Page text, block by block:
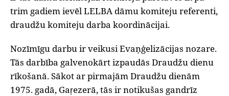
trim gadiem ievēl LELBA dāmu komiteju referenti,
draudžu komiteju darba koordinācijai.
‌Nozīmīgu darbu ir veikusi Evaņģelizācijas nozare.
Tās darbība galvenokārt izpaudās Draudžu dienu
rīkošanā. Sākot ar pirmajām Draudžu dienām
1975. gadā, Gaŗezerā, tās ir notikušas gandrīz